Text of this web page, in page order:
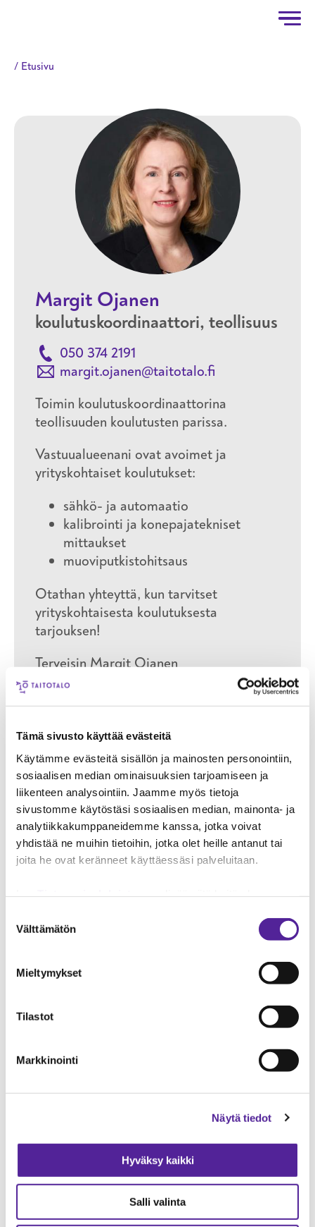
Tämä sivusto käyttää evästeitä
Käytämme evästeitä sisällön ja mainosten personointiin,
sosiaalisen median ominaisuuksien tarjoamiseen ja
liikenteen analysointiin. Jaamme myös tietoja
sivustomme käytöstäsi sosiaalisen median, mainonta- ja
analytiikkakumppaneidemme kanssa, jotka voivat
yhdistää ne muihin tietoihin, jotka olet heille antanut tai
joita he ovat keränneet käyttäessäsi palveluitaan.
henkilökohtaisia tietojasi.
Googlen Business Data
-sivuston mukaisesti varmistamme
valinta
Välttämätön
Mieltymykset
Tilastot
Markkinointi
Näytä tiedot
Hyväksy kaikki
Salli valinta
Etusivu
Margit Ojanen
koulutuskoordinaattori, teollisuus
050 374 2191
margit.ojanen@taitotalo.fi
Toimin koulutuskoordinaattorina
teollisuuden koulutusten parissa.
Vastuualueenani ovat avoimet ja
yrityskohtaiset koulutukset:
sähkö- ja automaatio
kalibrointi ja konepajatekniset
mittaukset
muoviputkistohitsaus
Otathan yhteyttä, kun tarvitset
yrityskohtaisesta koulutuksesta
tarjouksen!
Terveisin Margit Ojanen
Ota yhteyttä
Nimi
Puhelinnumero
Tehtävänimike
Yrityksen nimi
Viesti